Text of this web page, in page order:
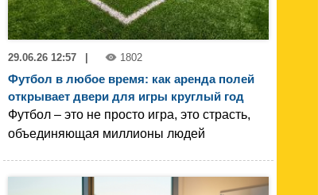
29.06.26 12:57 1802
Футбол в любое время: как аренда полей
открывает двери для игры круглый год
Футбол – это не просто игра, это страсть,
объединяющая миллионы людей